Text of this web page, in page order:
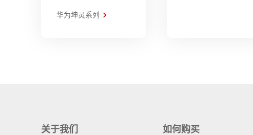
华为坤灵系列
关于我们 如何购买